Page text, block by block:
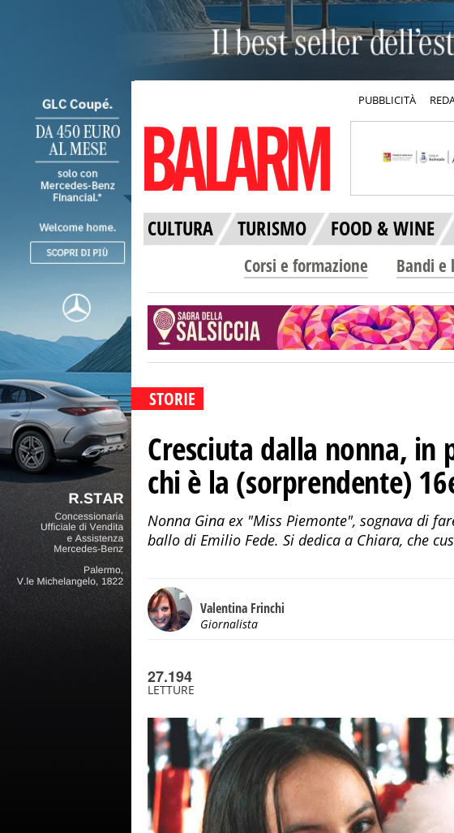
PUBBLICITÀ
CULTURA TURISMO FOOD & WINE
Corsi e formazione Bandi e
STORIE
Cresciuta dalla nonna, in
chi è la (sorprendente)
Nonna Gina ex "Miss Piemonte", sognava di
ballo di Emilio Fede. Si dedica a Chiara, che
Valentina Frinchi
Giornalista
27.194
LETTURE